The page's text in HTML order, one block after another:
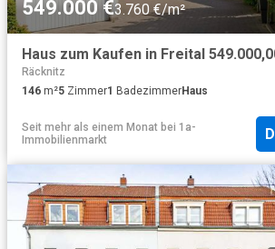
549.000 €3.760 €/m²
Haus zum Kaufen in Freital
Räcknitz
146 m²5 Zimmer1 BadezimmerHaus
Seit mehr als einem Monat bei 1a-
Immobilienmarkt